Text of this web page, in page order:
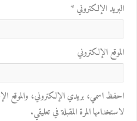
البريد الإلكتروني*
الموقع الإلكتروني
احفظ اسمي، بريدي الإلكتروني، والموقع
لاستخدامها المرة المقبلة في تعليقي.